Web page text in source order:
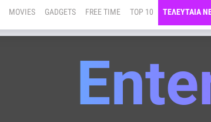
MOVIES GADGETS FREE TIME TOP 10 ΤΕΛΕΥΤΑΙΑ